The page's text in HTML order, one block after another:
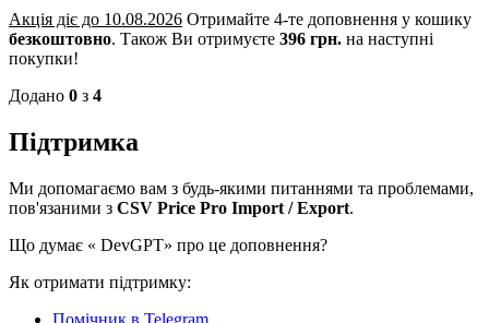
Акція діє до 10.08.2026 Отримайте 4-те доповнення у кошику
безкоштовно. Також Ви отримуєте 396 грн. на наступні
покупки!
Додано 0 з 4
Підтримка
Ми допомагаємо вам з будь-якими питаннями та проблемами,
пов'язаними з CSV Price Pro Import / Export.
Що думає « DevGPT» про це доповнення?
Як отримати підтримку:
Помічник в Telegram